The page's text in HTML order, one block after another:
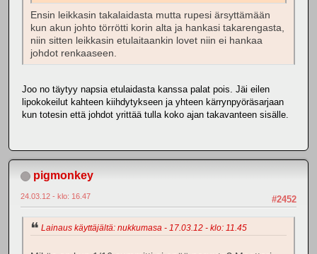
Ensin leikkasin takalaidasta mutta rupesi ärsyttämään
kun akun johto törrötti korin alta ja hankasi takarengasta,
niin sitten leikkasin etulaitaankin lovet niin ei hankaa
johdot renkaaseen.
Joo no täytyy napsia etulaidasta kanssa palat pois. Jäi eilen
lipokokeilut kahteen kiihdytykseen ja yhteen kärrynpyöräsarjaan
kun totesin että johdot yrittää tulla koko ajan takavanteen sisälle.
pigmonkey
#2452
24.03.12 - klo: 16.47
Lainaus käyttäjältä: nukkumasa - 17.03.12 - klo: 11.45